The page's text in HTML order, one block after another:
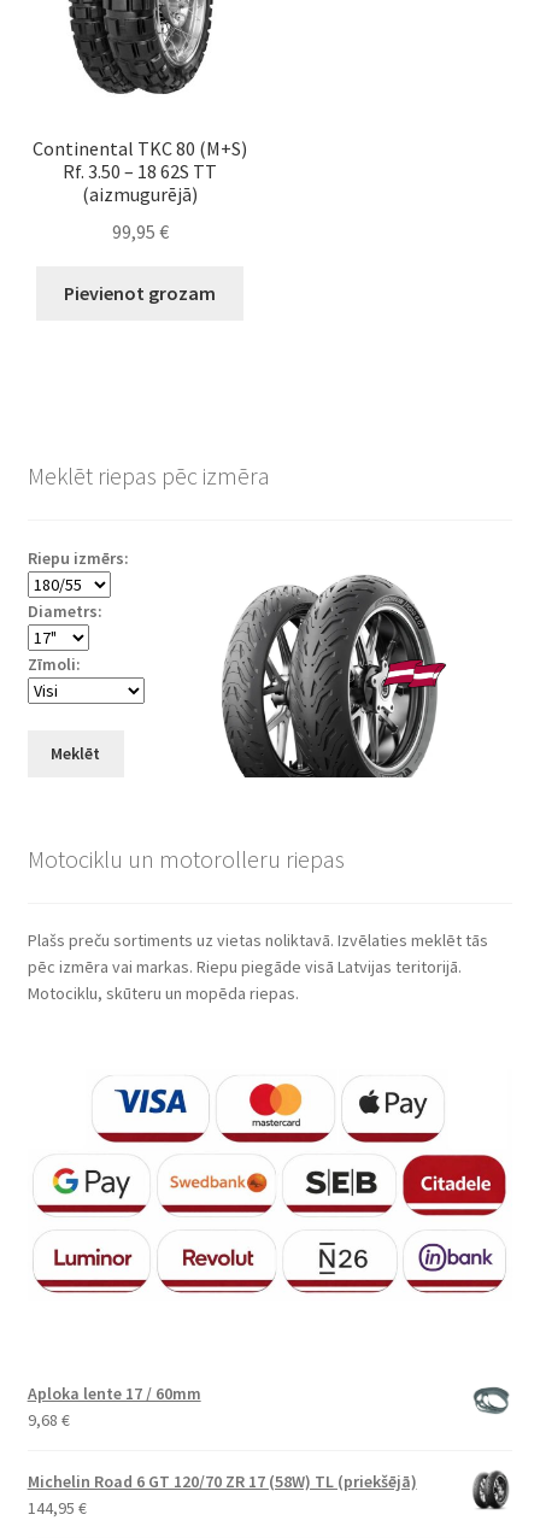
Continental TKC 80 (M+S)
Rf. 3.50 – 18 62S TT
(aizmugurējā)
99,95 €
Pievienot grozam
Meklēt riepas pēc izmēra
Riepu izmērs:
Diametrs:
Zīmoli:
Meklēt
Motociklu un motorolleru riepas
Plašs preču sortiments uz vietas noliktavā. Izvēlaties meklēt tās
pēc izmēra vai markas. Riepu piegāde visā Latvijas teritorijā.
Motociklu, skūteru un mopēda riepas.
Aploka lente 17 / 60mm
9,68 €
Michelin Road 6 GT 120/70 ZR 17 (58W) TL (priekšējā)
144,95 €